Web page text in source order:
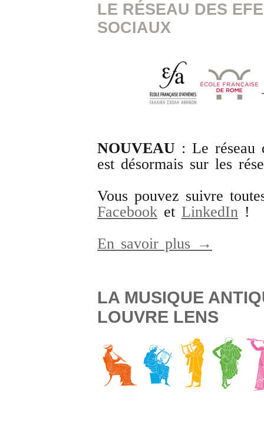
LE RÉSEAU DES
SOCIAUX
NOUVEAU : Le réseau
est désormais sur les
Vous pouvez suivre
Facebook et LinkedIn !
En savoir plus →
LA MUSIQUE
LOUVRE LENS